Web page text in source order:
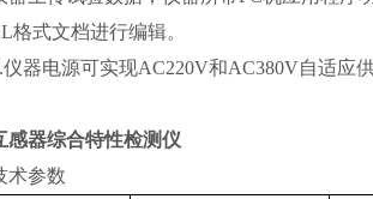
格式文档进行编辑。
仪器电源可实现AC220V和AC380V自适应供
感器综合特性检测仪
术参数